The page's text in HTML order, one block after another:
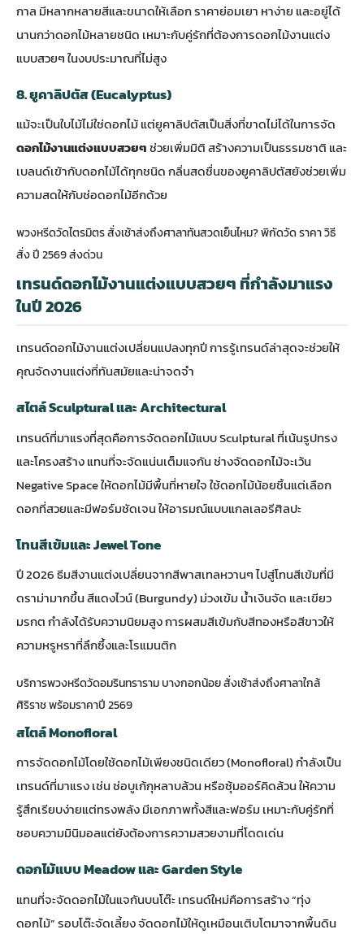
กาล มีหลากหลายสีและขนาดให้เลือก ราคาย่อมเยา หาง่าย และอยู่ได้
นานกว่าดอกไม้หลายชนิด เหมาะกับคู่รักที่ต้องการดอกไม้งานแต่ง
แบบสวยๆ ในงบประมาณที่ไม่สูง
8. ยูคาลิปตัส (Eucalyptus)
แม้จะเป็นใบไม้ไม่ใช่ดอกไม้ แต่ยูคาลิปตัสเป็นสิ่งที่ขาดไม่ได้ในการจัด
ดอกไม้งานแต่งแบบสวยๆช่วยเพิ่มมิติ สร้างความเป็นธรรมชาติ และ
เบลนด์เข้ากับดอกไม้ได้ทุกชนิด กลิ่นสดชื่นของยูคาลิปตัสยังช่วยเพิ่ม
ความสดให้กับช่อดอกไม้อีกด้วย
พวงหรีดวัดไตรมิตร สั่งเช้าส่งถึงศาลาทันสวดเย็นไหม? พิกัดวัด ราคา วิธี
สั่ง ปี 2569 ส่งด่วน
เทรนด์ดอกไม้งานแต่งแบบสวยๆ ที่กำลังมาแรง
ในปี 2026
เทรนด์ดอกไม้งานแต่งเปลี่ยนแปลงทุกปี การรู้เทรนด์ล่าสุดจะช่วยให้
คุณจัดงานแต่งที่ทันสมัยและน่าจดจำ
สไตล์ Sculptural และ Architectural
เทรนด์ที่มาแรงที่สุดคือการจัดดอกไม้แบบ Sculptural ที่เน้นรูปทรง
และโครงสร้าง แทนที่จะจัดแน่นเต็มแจกัน ช่างจัดดอกไม้จะเว้น
Negative Space ให้ดอกไม้มีพื้นที่หายใจ ใช้ดอกไม้น้อยชิ้นแต่เลือก
ดอกที่สวยและมีฟอร์มชัดเจน ให้อารมณ์แบบแกลเลอรีศิลปะ
โทนสีเข้มและ Jewel Tone
ปี 2026 ธีมสีงานแต่งเปลี่ยนจากสีพาสเทลหวานๆ ไปสู่โทนสีเข้มที่มี
ดราม่ามากขึ้น สีแดงไวน์ (Burgundy) ม่วงเข้ม น้ำเงินจัด และเขียว
มรกต กำลังได้รับความนิยมสูง การผสมสีเข้มกับสีทองหรือสีขาวให้
ความหรูหราที่ลึกซึ้งและโรแมนติก
บริการพวงหรีดวัดอมรินทราราม บางกอกน้อย สั่งเช้าส่งถึงศาลาใกล้
ศิริราช พร้อมราคาปี 2569
สไตล์ Monofloral
การจัดดอกไม้โดยใช้ดอกไม้เพียงชนิดเดียว (Monofloral) กำลังเป็น
เทรนด์ที่มาแรง เช่น ช่อบูเก้กุหลาบล้วน หรือซุ้มออร์คิดล้วน ให้ความ
รู้สึกเรียบง่ายแต่ทรงพลัง มีเอกภาพทั้งสีและฟอร์ม เหมาะกับคู่รักที่
ชอบความมินิมอลแต่ยังต้องการความสวยงามที่โดดเด่น
ดอกไม้แบบ Meadow และ Garden Style
แทนที่จะจัดดอกไม้ในแจกันบนโต๊ะ เทรนด์ใหม่คือการสร้าง “ทุ่ง
ดอกไม้” รอบโต๊ะจัดเลี้ยง จัดดอกไม้ให้ดูเหมือนเติบโตมาจากพื้นดิน